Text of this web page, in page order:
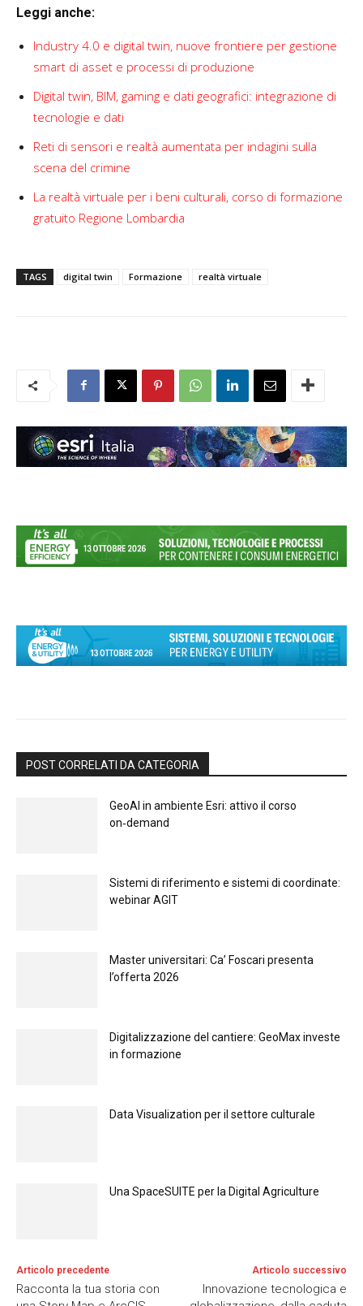
Leggi anche:
Industry 4.0 e digital twin, nuove frontiere per gestione
smart di asset e processi di produzione
Digital twin, BIM, gaming e dati geografici: integrazione di
tecnologie e dati
Reti di sensori e realtà aumentata per indagini sulla
scena del crimine
La realtà virtuale per i beni culturali, corso di formazione
gratuito Regione Lombardia
TAGS digital twin Formazione realtà virtuale
POST CORRELATI DA CATEGORIA
GeoAI in ambiente Esri: attivo il corso
on‑demand
Sistemi di riferimento e sistemi di coordinate:
webinar AGIT
Master universitari: Ca’ Foscari presenta
l’offerta 2026
Digitalizzazione del cantiere: GeoMax investe
in formazione
Data Visualization per il settore culturale
Una SpaceSUITE per la Digital Agriculture
Articolo precedente
Racconta la tua storia con
Articolo successivo
Innovazione tecnologica e